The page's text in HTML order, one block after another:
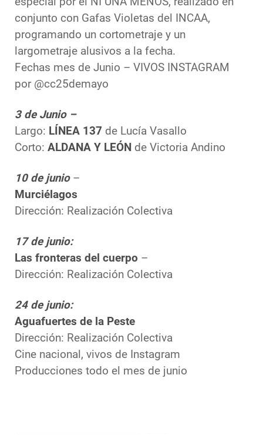
conjunto con Gafas Violetas del INCAA,
programando un cortometraje y un
largometraje alusivos a la fecha.
Fechas mes de Junio – VIVOS INSTAGRAM
por @cc25demayo
3 de Junio –
Largo: LÍNEA 137 de Lucía Vasallo
Corto: ALDANA Y LEÓN de Victoria Andino
10 de junio–
Murciélagos
Dirección: Realización Colectiva
17 de junio:
Las fronteras del cuerpo –
Dirección: Realización Colectiva
24 de junio:
Aguafuertes de la Peste
Dirección: Realización Colectiva
Cine nacional, vivos de Instagram
Producciones todo el mes de junio